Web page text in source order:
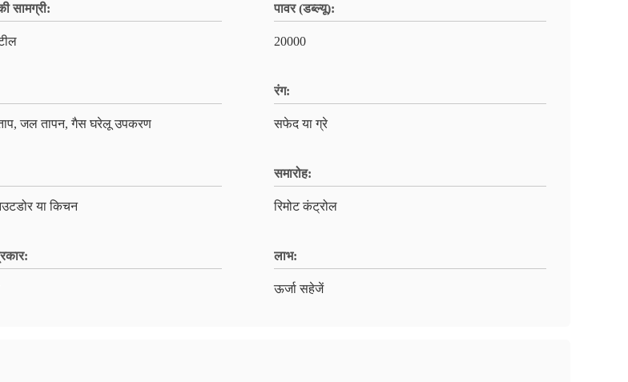
सामग्री: पावर (डब्ल्यू):
20000
जल तापन, गैस घरेलू उपकरण
रंग:
सफेद या ग्रे
या किचन
समारोह:
रिमोट कंट्रोल
लाभ:
ऊर्जा सहेजें